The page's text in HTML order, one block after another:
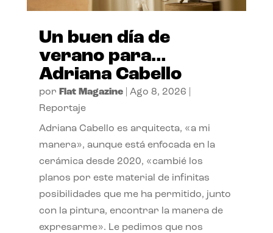
Un buen día de
verano para…
Adriana Cabello
por Flat Magazine| Ago 8, 2026
Reportaje
Adriana Cabello es arquitecta, «a mi
manera», aunque está enfocada en la
cerámica desde 2020, «cambié los
planos por este material de infinitas
posibilidades que me ha permitido, junto
con la pintura, encontrar la manera de
expresarme». Le pedimos que nos